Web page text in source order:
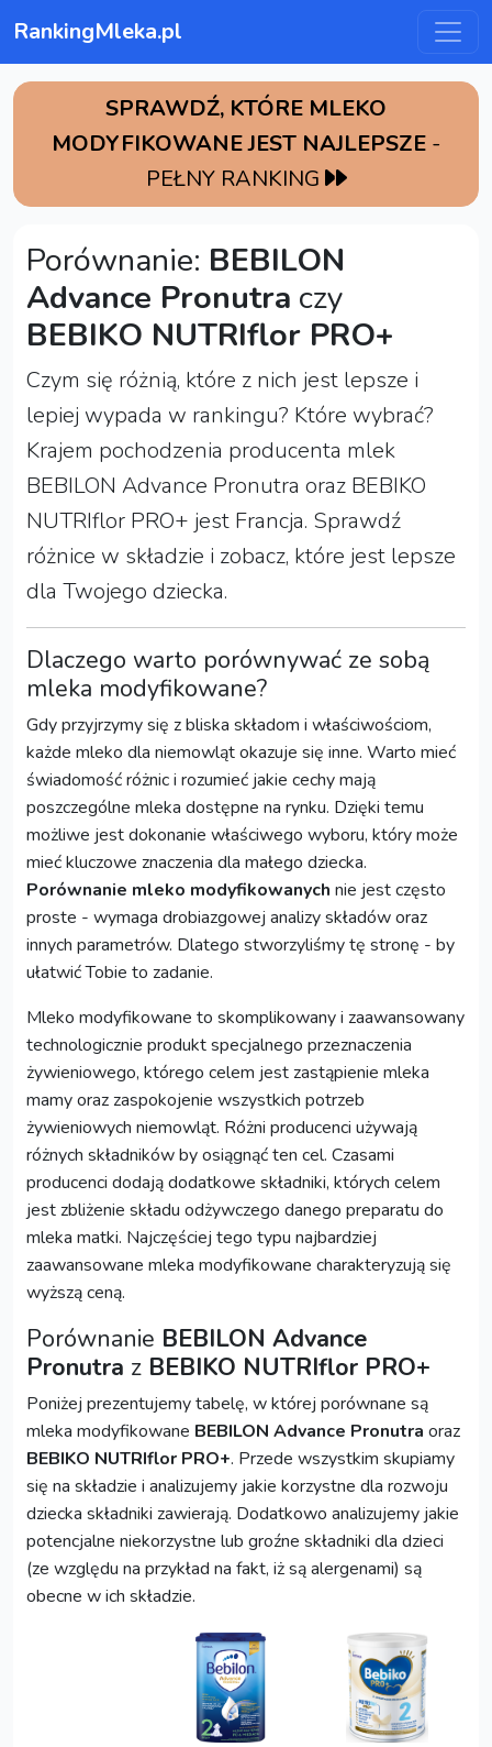
RankingMleka.pl
SPRAWDŹ, KTÓRE MLEKO
MODYFIKOWANE JEST NAJLEPSZE -
PEŁNY RANKING
Porównanie: BEBILON
Advance Pronutra czy
BEBIKO NUTRIflor PRO+
Czym się różnią, które z nich jest lepsze i
lepiej wypada w rankingu? Które wybrać?
Krajem pochodzenia producenta mlek
BEBILON Advance Pronutra oraz BEBIKO
NUTRIflor PRO+ jest Francja. Sprawdź
różnice w składzie i zobacz, które jest lepsze
dla Twojego dziecka.
Dlaczego warto porównywać ze sobą
mleka modyfikowane?
Gdy przyjrzymy się z bliska składom i właściwościom,
każde mleko dla niemowląt okazuje się inne. Warto mieć
świadomość różnic i rozumieć jakie cechy mają
poszczególne mleka dostępne na rynku. Dzięki temu
możliwe jest dokonanie właściwego wyboru, który może
mieć kluczowe znaczenia dla małego dziecka.
Porównanie mleko modyfikowanych nie jest często
proste - wymaga drobiazgowej analizy składów oraz
innych parametrów. Dlatego stworzyliśmy tę stronę - by
ułatwić Tobie to zadanie.
Mleko modyfikowane to skomplikowany i zaawansowany
technologicznie produkt specjalnego przeznaczenia
żywieniowego, którego celem jest zastąpienie mleka
mamy oraz zaspokojenie wszystkich potrzeb
żywieniowych niemowląt. Różni producenci używają
różnych składników by osiągnąć ten cel. Czasami
producenci dodają dodatkowe składniki, których celem
jest zbliżenie składu odżywczego danego preparatu do
mleka matki. Najczęściej tego typu najbardziej
zaawansowane mleka modyfikowane charakteryzują się
wyższą ceną.
Porównanie BEBILON Advance
Pronutra z BEBIKO NUTRIflor PRO+
Poniżej prezentujemy tabelę, w której porównane są
mleka modyfikowane BEBILON Advance Pronutra oraz
BEBIKO NUTRIflor PRO+. Przede wszystkim skupiamy
się na składzie i analizujemy jakie korzystne dla rozwoju
dziecka składniki zawierają. Dodatkowo analizujemy jakie
potencjalne niekorzystne lub groźne składniki dla dzieci
(ze względu na przykład na fakt, iż są alergenami) są
obecne w ich składzie.